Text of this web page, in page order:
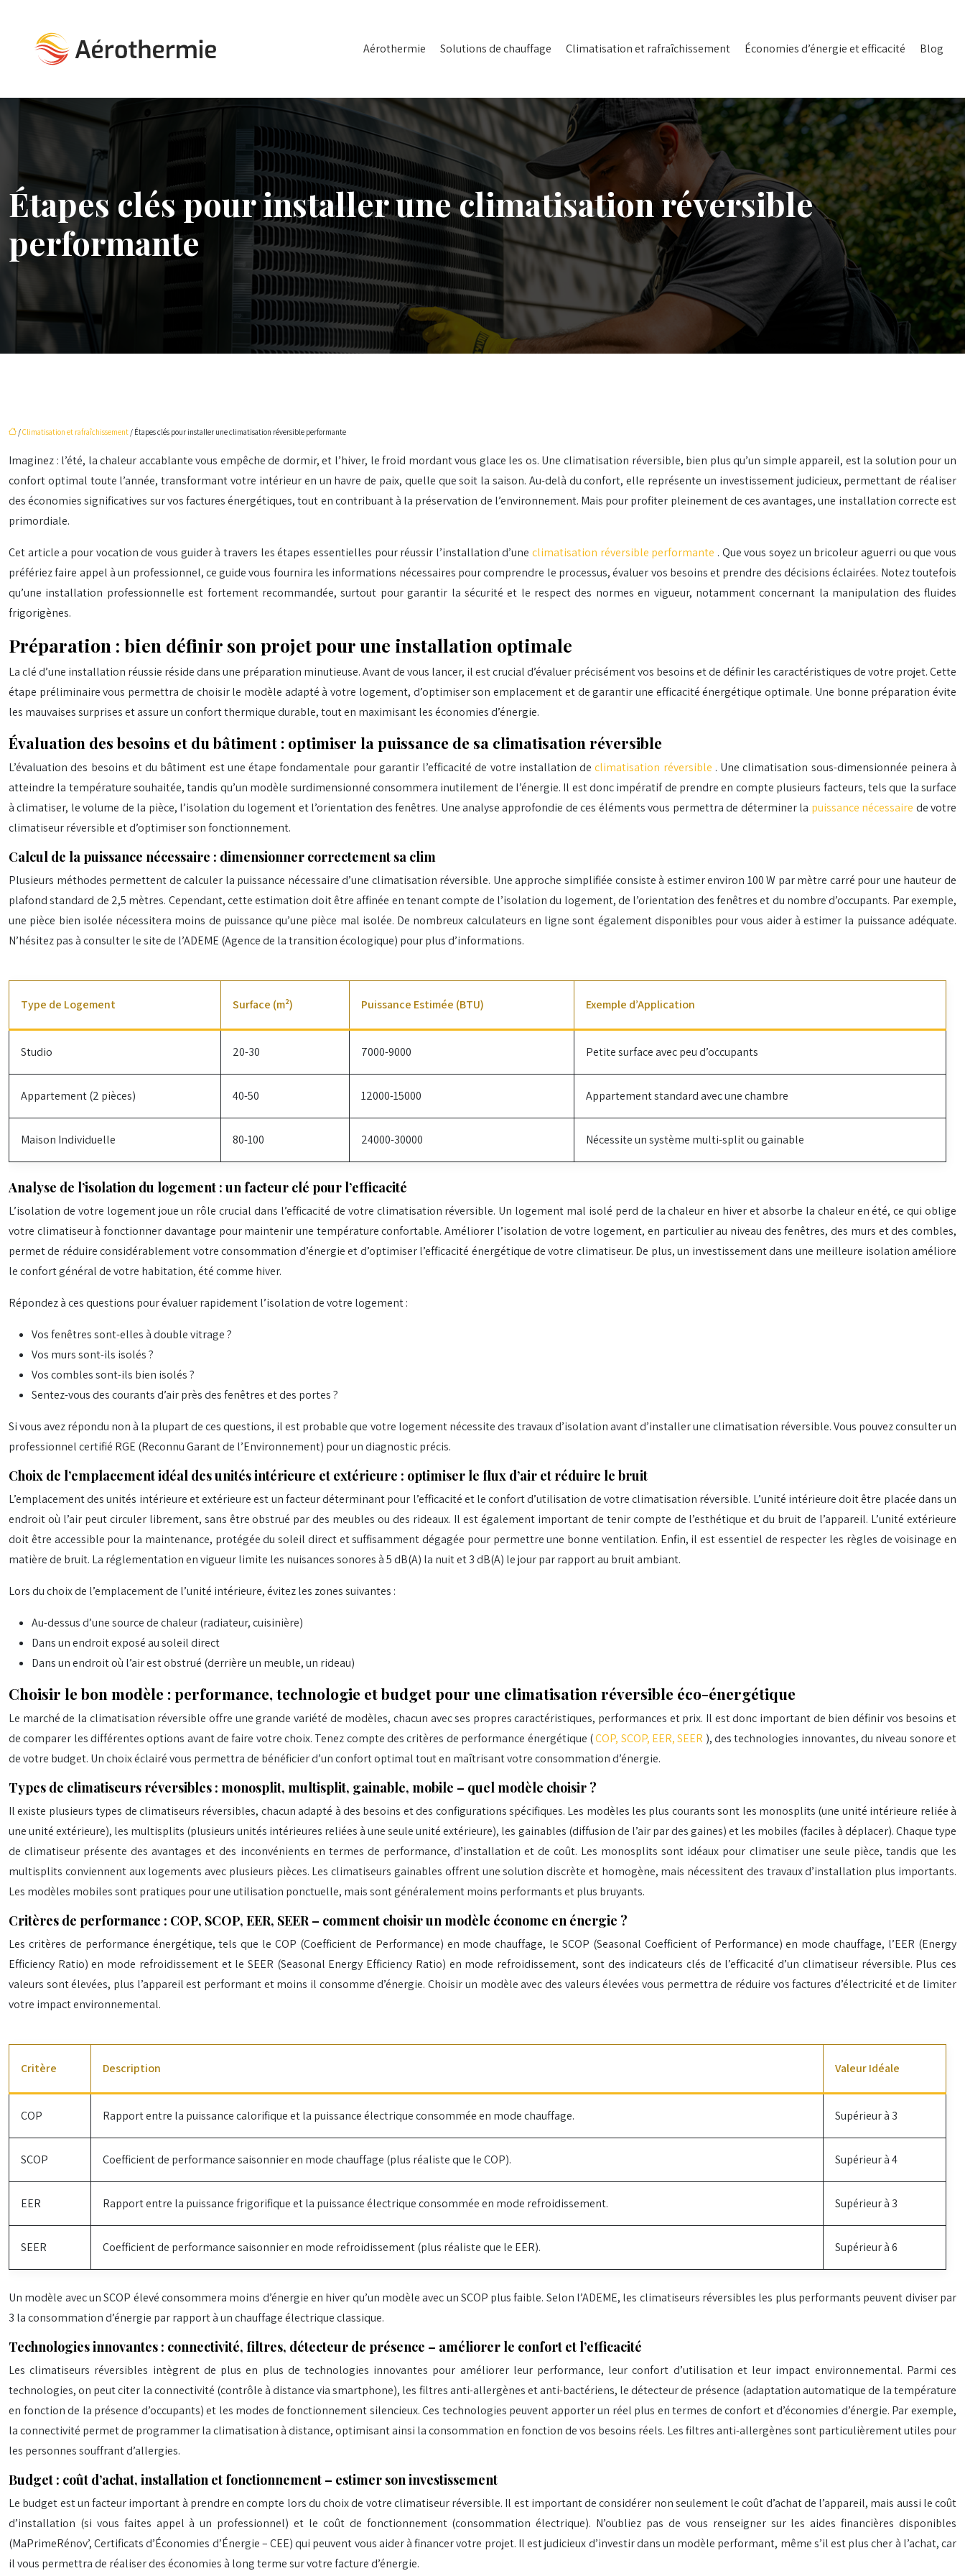
Aérothermie Solutions de chauffage Climatisation et rafraîchissement Économies d’énergie et efficacité Blog
Étapes clés pour installer une climatisation réversible
performante
/Climatisation et rafraîchissement / Étapes clés pour installer une climatisation réversible performante
Imaginez : l’été, la chaleur accablante vous empêche de dormir, et l’hiver, le froid mordant vous glace les os. Une climatisation réversible, bien plus qu’un simple appareil, est la solution pour un
confort optimal toute l’année, transformant votre intérieur en un havre de paix, quelle que soit la saison. Au-delà du confort, elle représente un investissement judicieux, permettant de réaliser
des économies significatives sur vos factures énergétiques, tout en contribuant à la préservation de l’environnement. Mais pour profiter pleinement de ces avantages, une installation correcte est
primordiale.
Cet article a pour vocation de vous guider à travers les étapes essentielles pour réussir l’installation d’uneclimatisation réversible performante . Que vous soyez un bricoleur aguerri ou que vous
préfériez faire appel à un professionnel, ce guide vous fournira les informations nécessaires pour comprendre le processus, évaluer vos besoins et prendre des décisions éclairées. Notez toutefois
qu’une installation professionnelle est fortement recommandée, surtout pour garantir la sécurité et le respect des normes en vigueur, notamment concernant la manipulation des fluides
frigorigènes.
Préparation : bien définir son projet pour une installation optimale
La clé d’une installation réussie réside dans une préparation minutieuse. Avant de vous lancer, il est crucial d’évaluer précisément vos besoins et de définir les caractéristiques de votre projet. Cette
étape préliminaire vous permettra de choisir le modèle adapté à votre logement, d’optimiser son emplacement et de garantir une efficacité énergétique optimale. Une bonne préparation évite
les mauvaises surprises et assure un confort thermique durable, tout en maximisant les économies d’énergie.
Évaluation des besoins et du bâtiment : optimiser la puissance de sa climatisation réversible
L’évaluation des besoins et du bâtiment est une étape fondamentale pour garantir l’efficacité de votre installation declimatisation réversible . Une climatisation sous-dimensionnée peinera à
atteindre la température souhaitée, tandis qu’un modèle surdimensionné consommera inutilement de l’énergie. Il est donc impératif de prendre en compte plusieurs facteurs, tels que la surface
à climatiser, le volume de la pièce, l’isolation du logement et l’orientation des fenêtres. Une analyse approfondie de ces éléments vous permettra de déterminer la puissance nécessaire de votre
climatiseur réversible et d’optimiser son fonctionnement.
Calcul de la puissance nécessaire : dimensionner correctement sa clim
Plusieurs méthodes permettent de calculer la puissance nécessaire d’une climatisation réversible. Une approche simplifiée consiste à estimer environ 100 W par mètre carré pour une hauteur de
plafond standard de 2,5 mètres. Cependant, cette estimation doit être affinée en tenant compte de l’isolation du logement, de l’orientation des fenêtres et du nombre d’occupants. Par exemple,
une pièce bien isolée nécessitera moins de puissance qu’une pièce mal isolée. De nombreux calculateurs en ligne sont également disponibles pour vous aider à estimer la puissance adéquate.
N’hésitez pas à consulter le site de l’ADEME (Agence de la transition écologique) pour plus d’informations.
Type de Logement Surface (m²) Puissance Estimée (BTU) Exemple d’Application
Studio 20-30 7000-9000 Petite surface avec peu d’occupants
Appartement (2 pièces) 40-50 12000-15000 Appartement standard avec une chambre
Maison Individuelle 80-100 24000-30000 Nécessite un système multi-split ou gainable
Analyse de l’isolation du logement : un facteur clé pour l’efficacité
L’isolation de votre logement joue un rôle crucial dans l’efficacité de votre climatisation réversible. Un logement mal isolé perd de la chaleur en hiver et absorbe la chaleur en été, ce qui oblige
votre climatiseur à fonctionner davantage pour maintenir une température confortable. Améliorer l’isolation de votre logement, en particulier au niveau des fenêtres, des murs et des combles,
permet de réduire considérablement votre consommation d’énergie et d’optimiser l’efficacité énergétique de votre climatiseur. De plus, un investissement dans une meilleure isolation améliore
le confort général de votre habitation, été comme hiver.
Répondez à ces questions pour évaluer rapidement l’isolation de votre logement :
Vos fenêtres sont-elles à double vitrage ?
Vos murs sont-ils isolés ?
Vos combles sont-ils bien isolés ?
Sentez-vous des courants d’air près des fenêtres et des portes ?
Si vous avez répondu non à la plupart de ces questions, il est probable que votre logement nécessite des travaux d’isolation avant d’installer une climatisation réversible. Vous pouvez consulter un
professionnel certifié RGE (Reconnu Garant de l’Environnement) pour un diagnostic précis.
Choix de l’emplacement idéal des unités intérieure et extérieure : optimiser le flux d’air et réduire le bruit
L’emplacement des unités intérieure et extérieure est un facteur déterminant pour l’efficacité et le confort d’utilisation de votre climatisation réversible. L’unité intérieure doit être placée dans un
endroit où l’air peut circuler librement, sans être obstrué par des meubles ou des rideaux. Il est également important de tenir compte de l’esthétique et du bruit de l’appareil. L’unité extérieure
doit être accessible pour la maintenance, protégée du soleil direct et suffisamment dégagée pour permettre une bonne ventilation. Enfin, il est essentiel de respecter les règles de voisinage en
matière de bruit. La réglementation en vigueur limite les nuisances sonores à 5 dB(A) la nuit et 3 dB(A) le jour par rapport au bruit ambiant.
Lors du choix de l’emplacement de l’unité intérieure, évitez les zones suivantes :
Au-dessus d’une source de chaleur (radiateur, cuisinière)
Dans un endroit exposé au soleil direct
Dans un endroit où l’air est obstrué (derrière un meuble, un rideau)
Choisir le bon modèle : performance, technologie et budget pour une climatisation réversible éco-énergétique
Le marché de la climatisation réversible offre une grande variété de modèles, chacun avec ses propres caractéristiques, performances et prix. Il est donc important de bien définir vos besoins et
de comparer les différentes options avant de faire votre choix. Tenez compte des critères de performance énergétique (COP, SCOP, EER, SEER ), des technologies innovantes, du niveau sonore et
de votre budget. Un choix éclairé vous permettra de bénéficier d’un confort optimal tout en maîtrisant votre consommation d’énergie.
Types de climatiseurs réversibles : monosplit, multisplit, gainable, mobile – quel modèle choisir ?
Il existe plusieurs types de climatiseurs réversibles, chacun adapté à des besoins et des configurations spécifiques. Les modèles les plus courants sont les monosplits (une unité intérieure reliée à
une unité extérieure), les multisplits (plusieurs unités intérieures reliées à une seule unité extérieure), les gainables (diffusion de l’air par des gaines) et les mobiles (faciles à déplacer). Chaque type
de climatiseur présente des avantages et des inconvénients en termes de performance, d’installation et de coût. Les monosplits sont idéaux pour climatiser une seule pièce, tandis que les
multisplits conviennent aux logements avec plusieurs pièces. Les climatiseurs gainables offrent une solution discrète et homogène, mais nécessitent des travaux d’installation plus importants.
Les modèles mobiles sont pratiques pour une utilisation ponctuelle, mais sont généralement moins performants et plus bruyants.
Critères de performance : COP, SCOP, EER, SEER – comment choisir un modèle économe en énergie ?
Les critères de performance énergétique, tels que le COP (Coefficient de Performance) en mode chauffage, le SCOP (Seasonal Coefficient of Performance) en mode chauffage, l’EER (Energy
Efficiency Ratio) en mode refroidissement et le SEER (Seasonal Energy Efficiency Ratio) en mode refroidissement, sont des indicateurs clés de l’efficacité d’un climatiseur réversible. Plus ces
valeurs sont élevées, plus l’appareil est performant et moins il consomme d’énergie. Choisir un modèle avec des valeurs élevées vous permettra de réduire vos factures d’électricité et de limiter
votre impact environnemental.
Critère Description Valeur Idéale
COP Rapport entre la puissance calorifique et la puissance électrique consommée en mode chauffage. Supérieur à 3
SCOP Coefficient de performance saisonnier en mode chauffage (plus réaliste que le COP). Supérieur à 4
EER Rapport entre la puissance frigorifique et la puissance électrique consommée en mode refroidissement. Supérieur à 3
SEER Coefficient de performance saisonnier en mode refroidissement (plus réaliste que le EER). Supérieur à 6
Un modèle avec un SCOP élevé consommera moins d’énergie en hiver qu’un modèle avec un SCOP plus faible. Selon l’ADEME, les climatiseurs réversibles les plus performants peuvent diviser par
3 la consommation d’énergie par rapport à un chauffage électrique classique.
Technologies innovantes : connectivité, filtres, détecteur de présence – améliorer le confort et l’efficacité
Les climatiseurs réversibles intègrent de plus en plus de technologies innovantes pour améliorer leur performance, leur confort d’utilisation et leur impact environnemental. Parmi ces
technologies, on peut citer la connectivité (contrôle à distance via smartphone), les filtres anti-allergènes et anti-bactériens, le détecteur de présence (adaptation automatique de la température
en fonction de la présence d’occupants) et les modes de fonctionnement silencieux. Ces technologies peuvent apporter un réel plus en termes de confort et d’économies d’énergie. Par exemple,
la connectivité permet de programmer la climatisation à distance, optimisant ainsi la consommation en fonction de vos besoins réels. Les filtres anti-allergènes sont particulièrement utiles pour
les personnes souffrant d’allergies.
Budget : coût d’achat, installation et fonctionnement – estimer son investissement
Le budget est un facteur important à prendre en compte lors du choix de votre climatiseur réversible. Il est important de considérer non seulement le coût d’achat de l’appareil, mais aussi le coût
d’installation (si vous faites appel à un professionnel) et le coût de fonctionnement (consommation électrique). N’oubliez pas de vous renseigner sur les aides financières disponibles
(MaPrimeRénov’, Certificats d’Économies d’Énergie – CEE) qui peuvent vous aider à financer votre projet. Il est judicieux d’investir dans un modèle performant, même s’il est plus cher à l’achat, car
il vous permettra de réaliser des économies à long terme sur votre facture d’énergie.